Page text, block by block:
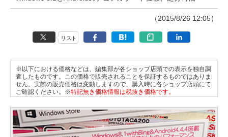
（2015/8/26 12:05）
リスト
※以下における価格などは、編集部が各ショップ店頭での表示を独自調
査したものです。この価格で販売されることを保証するものではありま
せん。実際の販売価格は変動しますので、購入時に各ショップ店頭にて
ご確認ください。※特記無き価格情報は税抜き価格です。